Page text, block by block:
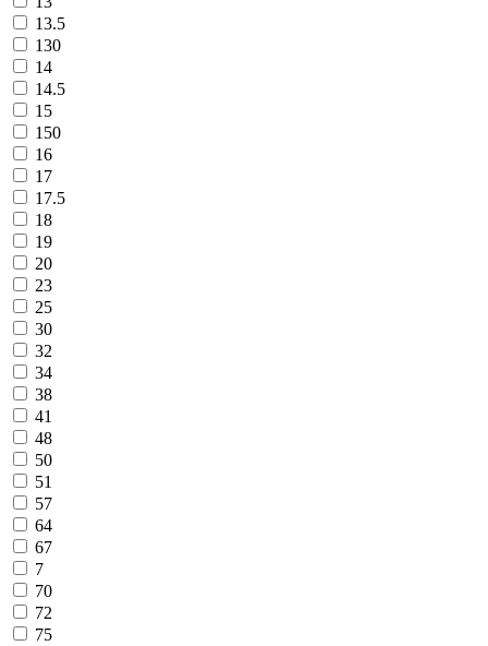
13.5
130
14
14.5
15
150
16
17
17.5
18
19
20
23
25
30
32
34
38
41
48
50
51
57
64
67
7
70
72
75